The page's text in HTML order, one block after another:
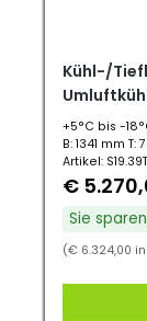
Kühl-/
+5°C bis -
B: 1341 mm T:
Artikel:
€
Sie
(€ 6.324,00